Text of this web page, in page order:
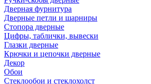
Дверная фурнитура
Дверные петли и шарниры
Стопора дверные
Цифры, таблички, вывески
Глазки дверные
Крючки и цепочки дверные
Декор
Обои
Стеклообои и стеклохолст